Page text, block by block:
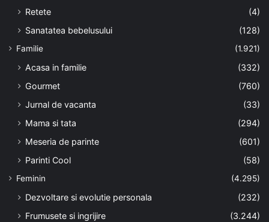
Retete
(4)
Sanatatea bebelusului
(128)
Familie (1.921)
Acasa in familie
(332)
Gourmet
(760)
Jurnal de vacanta
(33)
Mama si tata
(294)
Meseria de parinte
(601)
Parinti Cool
(58)
Feminin (4.295)
Dezvoltare si evolutie personala
(232)
Frumusete si ingrijire
(3.244)